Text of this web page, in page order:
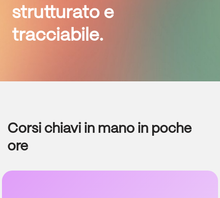
strutturato e
tracciabile.
Corsi chiavi in mano in poche
ore